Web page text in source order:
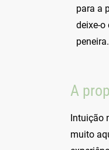
para a
deixe-o
peneira.
A
Intuição
muito